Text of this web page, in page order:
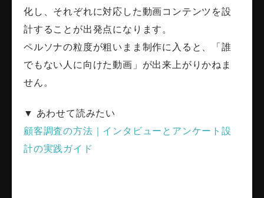
化し、それぞれに対応した動画コンテンツを設
計することが出発点になります。
ペルソナの粒度が粗いまま制作に入ると、「誰
でもない人に向けた動画」が出来上がりかねま
せん。
▼ あわせて読みたい
顧客調査の方法｜インタビューとアンケート設
計の実践ガイド